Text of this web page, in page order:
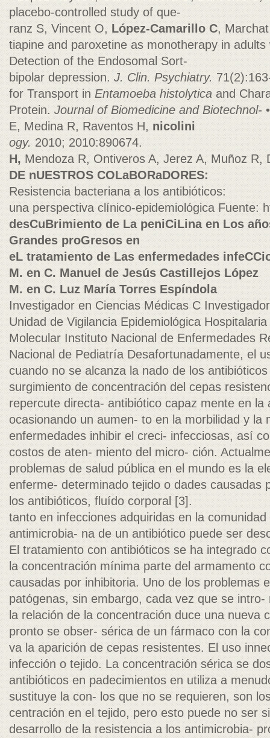
placebo-controlled study of que-
ranz S, Vincent O,López-Camarillo C, Marchat
tiapine and paroxetine as monotherapy in
Detection of the Endosomal Sort-
bipolar depression.J. Clin. Psychiatry.
for Transport in Entamoeba histolytica and
Protein.Journal of Biomedicine and Biotechnol-
E, Medina R, Raventos H, nicolini
ogy. 2010; 2010:890674.
H, Mendoza R, Ontiveros A, Jerez A, Muñoz R,
DE nUESTROS COLaBORaDORES:
Resistencia bacteriana a los antibióticos:
una perspectiva clínico-epidemiológica Fuente:
desCuBrimiento de La peniCiLina en Los
Grandes proGresos en
eL tratamiento de Las enfermedades
M. en C. Manuel de Jesús Castillejos López
M. en C. Luz María Torres Espíndola
Investigador en Ciencias Médicas C
Unidad de Vigilancia Epidemiológica
Molecular Instituto Nacional de Enfermedades
Nacional de Pediatría Desafortunadamente, el
cuando no se alcanza la nado de los
surgimiento de concentración del cepas
repercute directa- antibiótico capaz mente en la
ocasionando un aumen- to en la morbilidad y la
enfermedades inhibir el creci- infecciosas, así
costos de aten- miento del micro- ción.
problemas de salud pública en el mundo es la
enferme- determinado tejido o dades causadas
los antibióticos, fluído corporal [3].
tanto en infecciones adquiridas en la
antimicrobia- na de un antibiótico puede ser
El tratamiento con antibióticos se ha integrado
la concentración mínima parte del armamento
causadas por inhibitoria. Uno de los problemas
patógenas, sin embargo, cada vez que se
la relación de la concentración duce una nueva
pronto se obser- sérica de un fármaco con la
va la aparición de cepas resistentes. El uso
infección o tejido. La concentración sérica se
antibióticos en padecimientos en utiliza a
sustituye la con- los que no se requieren, son
centración en el tejido, pero esto puede no ser
desarrollo de la resistencia a los antimicrobia-